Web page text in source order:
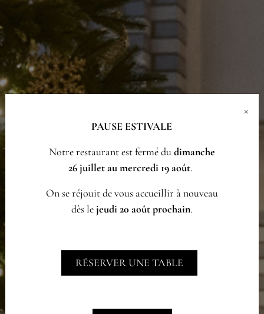
×
PAUSE ESTIVALE
Notre restaurant est fermé dudimanche
26 juillet au mercredi 19 août.
On se réjouit de vous accueillir à nouveau
dès lejeudi 20 août prochain.
RÉSERVER UNE TABLE